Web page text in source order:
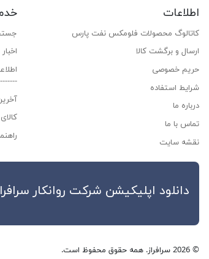
اطلاعات
کاتالوگ محصولات فلومکس نفت پارس
ارسال و برگشت کالا
حریم خصوصی
شرایط استفاده
درباره ما
تماس با ما
نقشه سایت
اخبار
دانلود اپلیکیشن شرکت
© 2026 سرافراز. همه حقوق محفوظ است.